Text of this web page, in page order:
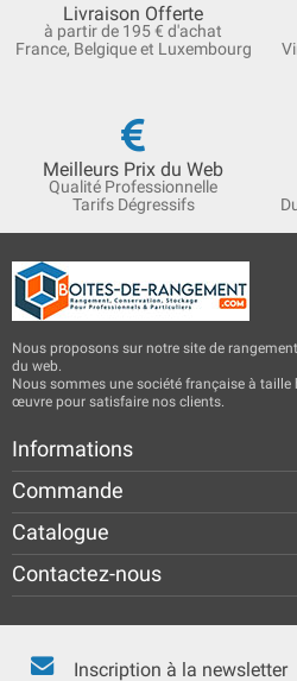
Livraison Offerte
à partir de 195 € d'achat
France, Belgique et Luxembourg
Meilleurs Prix du Web
Qualité Professionnelle
Tarifs Dégressifs
Nous proposons sur notre site de
du web.
Nous sommes une société française à
œuvre pour satisfaire nos clients.
Informations
Commande
Catalogue
Contactez-nous
Inscription à la newsletter